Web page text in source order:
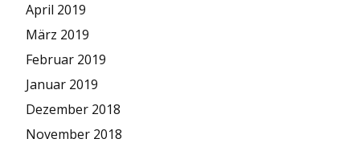
April 2019
März 2019
Februar 2019
Januar 2019
Dezember 2018
November 2018